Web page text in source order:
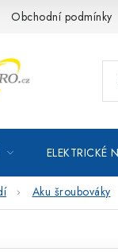
Obchodní podmínky
ELEKTRICKÉ
Aku šroubováky